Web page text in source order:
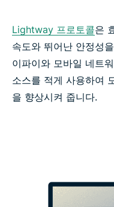
Lightway 프로토콜은
속도와 뛰어난 안정성
이파이와 모바일 네트
소스를 적게 사용하여
을 향상시켜 줍니다.